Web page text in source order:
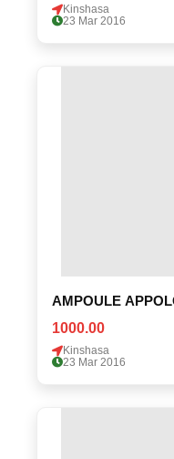
Kinshasa
23 Mar 2016
AMPOULE
1000.00
Kinshasa
23 Mar 2016